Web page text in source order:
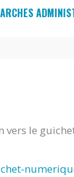
le